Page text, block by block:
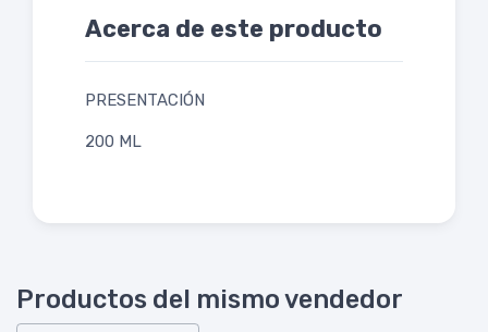
Acerca de este producto
PRESENTACIÓN
200 ML
Productos del mismo vendedor